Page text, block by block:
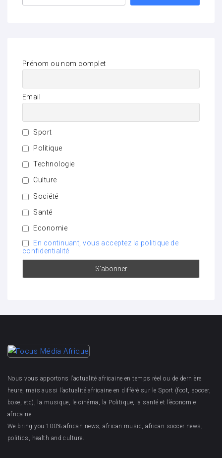
Prénom ou nom complet
Email
Sport
Politique
Technologie
Culture
Société
Santé
Economie
En continuant, vous acceptez la politique de
confidentialité
Nous vous apportons l’actualité africaine en temps réel ou de dernière
heure, mais aussi l’actualité africaine en différé sur le Sport (foot, soccer,
boxe, etc), la musique, le cinéma, la Politique, la santé et l’économie
africaine .
We bring you 100% african news, african music, african soccer news,
politics, health and culture.